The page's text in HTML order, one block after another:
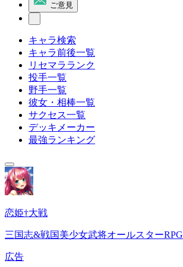
ご意見
キャラ検索
キャラ前後一覧
リセマラランク
投手一覧
野手一覧
彼女・相棒一覧
サクセス一覧
デッキメーカー
最強ランキング
恋姫†大戦
三国志&戦国美少女武将オールスターRPG
広告